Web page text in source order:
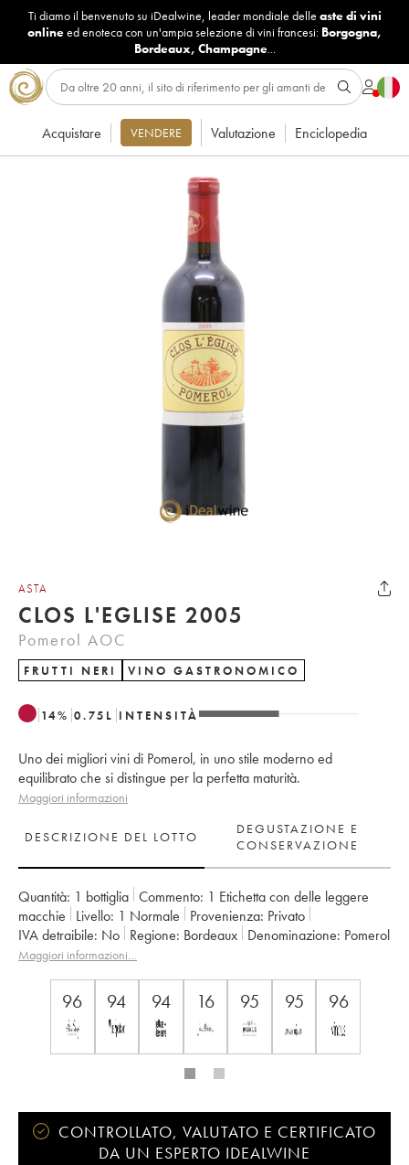
Ti diamo il benvenuto su iDealwine, leader mondiale delle aste di vini
onlineed enoteca con un'ampia selezione di vini francesi: Borgogna,
Bordeaux, Champagne...
Acquistare VENDERE Valutazione Enciclopedia
ASTA
CLOS L'EGLISE 2005
Pomerol AOC
FRUTTI NERI VINO GASTRONOMICO
14% 0.75 L INTENSITÀ
Uno dei migliori vini di Pomerol, in uno stile moderno ed
equilibrato che si distingue per la perfetta maturità.
Maggiori informazioni
DESCRIZIONE DEL LOTTO
DEGUSTAZIONE E
CONSERVAZIONE
Quantità: 1 bottiglia Commento: 1 Etichetta con delle leggere
macchie
Livello: 1 Normale Provenienza:
privato
IVA detraibile:
no Regione: Bordeaux Denominazione: Pomerol
Proprietario: Sylviane Garcin-Cathiard
Maggiori informazioni…
96 94 94 16 95 95 96
CONTROLLATO, VALUTATO E CERTIFICATO
DA UN ESPERTO IDEALWINE